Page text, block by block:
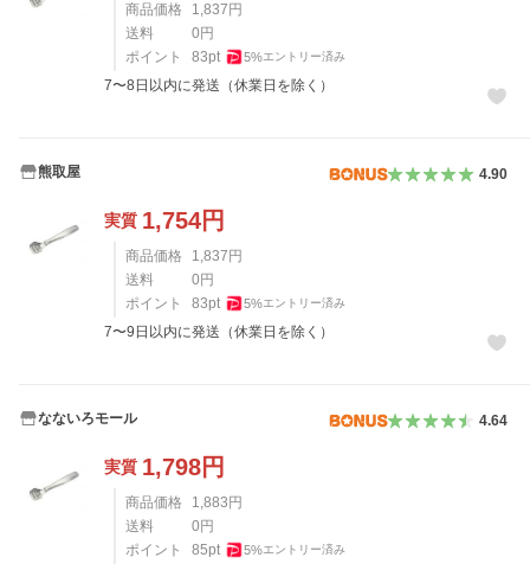
商品価格 1,837 円
送料
0 円
ポイント
83pt 5%エントリー済み
7〜8日以内に発送（休業日を除く）
熊取屋 4.90
実質 1,754円
商品価格 1,837 円
送料
0 円
ポイント
83pt 5%エントリー済み
7〜9日以内に発送（休業日を除く）
なないろモール 4.64
実質 1,798円
商品価格 1,883 円
送料
0 円
ポイント
85pt 5%エントリー済み